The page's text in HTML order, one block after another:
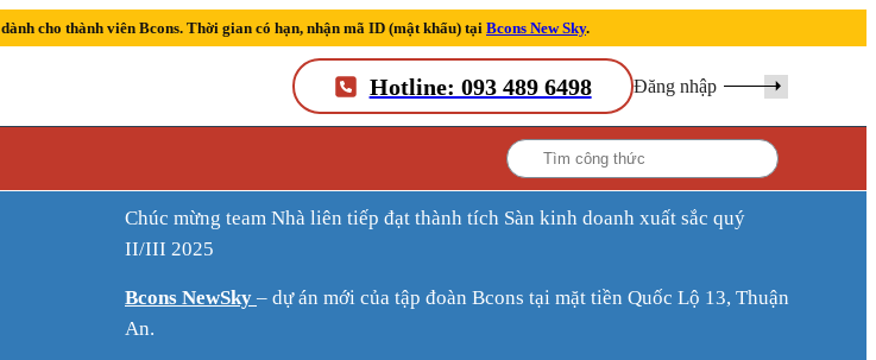
cho thành viên Bcons. Thời gian có hạn, nhận mã ID (mật khẩu) tại Bcons New Sky.
Hotline: 093 489 6498 Đăng nhập
Chúc mừng team Nhà liên tiếp đạt thành tích Sàn kinh doanh xuất sắc quý
II/III 2025
Bcons NewSky – dự án mới của tập đoàn Bcons tại mặt tiền Quốc Lộ 13, Thuận
An.